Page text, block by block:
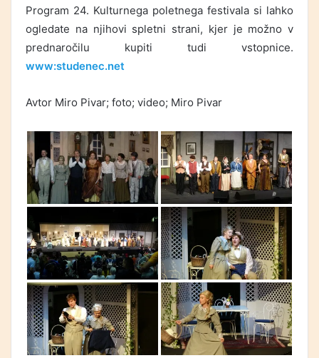
Program 24. Kulturnega poletnega festivala si lahko
ogledate na njihovi spletni strani, kjer je možno v
prednaročilu kupiti tudi vstopnice.
www:studenec.net
Avtor Miro Pivar; foto; video; Miro Pivar